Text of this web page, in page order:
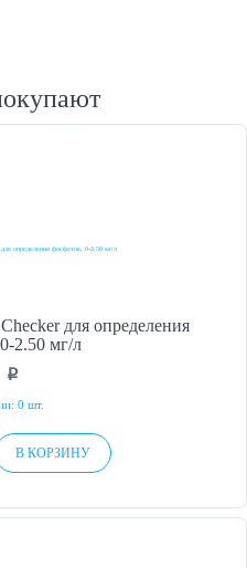
для определения
2.50 мг/л
p
0 шт.
В КОРЗИНУ